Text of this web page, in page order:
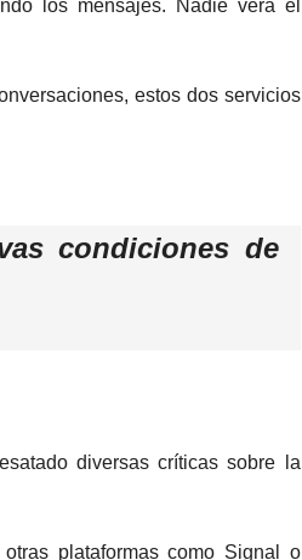
los mensajes. Nadie verá el
estos dos servicios
condiciones de
diversas críticas sobre la
plataformas como Signal o